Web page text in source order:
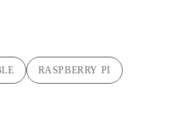
RASPBERRY PI